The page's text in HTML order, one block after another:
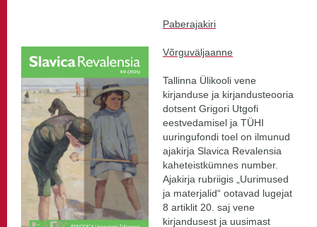
Paberajakiri
Võrguväljaanne
Tallinna Ülikooli vene
kirjanduse ja kirjandusteooria
dotsent Grigori Utgofi
eestvedamisel ja TÜHI
uuringufondi toel on ilmunud
ajakirja Slavica Revalensia
kaheteistkümnes number.
Ajakirja rubriigis „Uurimused
ja materjalid“ ootavad lugejat
8 artiklit 20. saj vene
kirjandusest ja uusimast